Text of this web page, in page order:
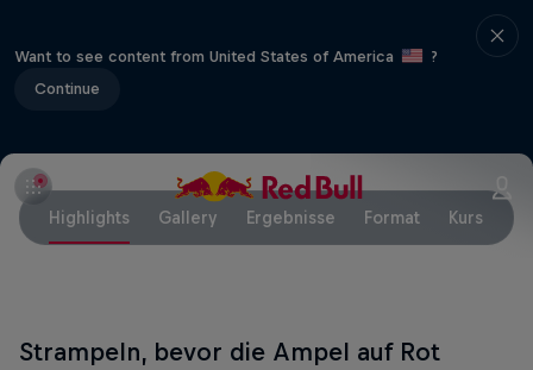
Want to see content from United States of America
?
Continue
Highlights Gallery Ergebnisse Format Kurs
Strampeln, bevor die Ampel auf Rot